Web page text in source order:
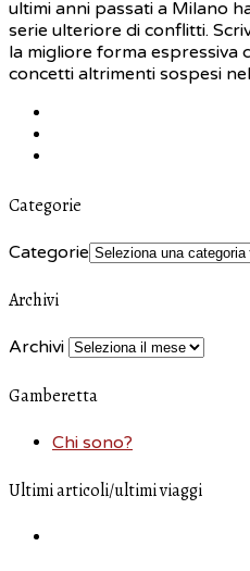
ultimi anni passati a Milano
serie ulteriore di conflitti.
la migliore forma espressiva
concetti altrimenti sospesi
Categorie
Categorie
Archivi
Archivi
Gamberetta
Chi sono?
Ultimi articoli/ultimi viaggi